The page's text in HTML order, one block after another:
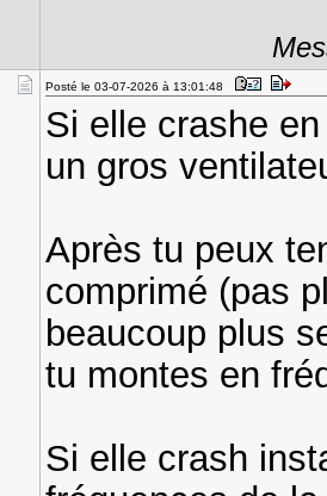
Posté le 03-07-2026 à 13:01:48
Si elle crashe
un gros
Après tu peux
comprimé (pas
beaucoup plus
tu montes en
Si elle crash